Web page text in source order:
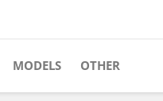
MODELS OTHER